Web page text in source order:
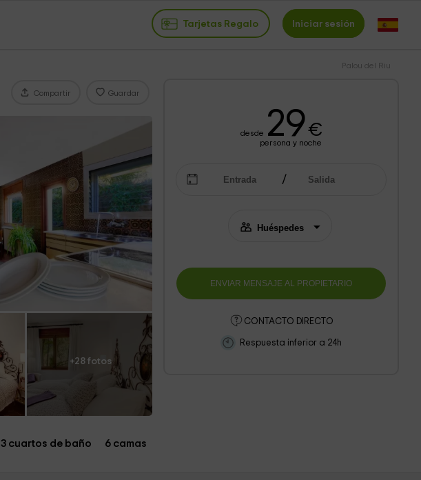
Tarjetas Regalo Iniciar sesión
Palou del Riu
Compartir Guardar
+28 fotos
desde 29€
persona y noche
CONTACTO DIRECTO
Respuesta inferior a 24h
3 cuartos de baño 6 camas